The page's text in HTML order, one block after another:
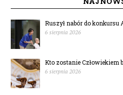
Ruszył nabór do konkursu
6 sierpnia 2026
Kto zostanie Człowiekiem
6 sierpnia 2026